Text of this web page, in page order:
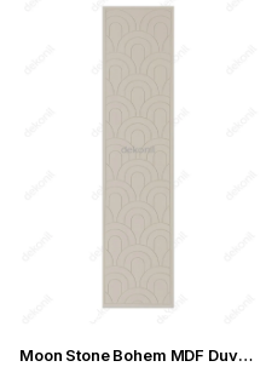
Moon Stone Bohem MDF Duvar Paneli 60*275 cm